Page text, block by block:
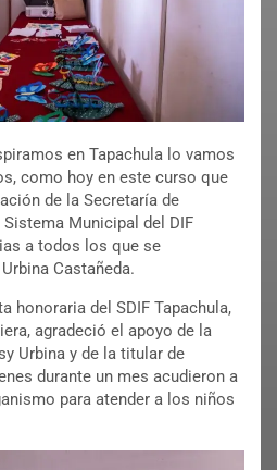
en Tapachula lo vamos
como hoy en este curso que
de la Secretaría de
Municipal del DIF
a todos los que se
Castañeda.
honoraria del SDIF Tapachula,
agradeció el apoyo de la
Urbina y de la titular de
durante un mes acudieron a
para atender a los niños